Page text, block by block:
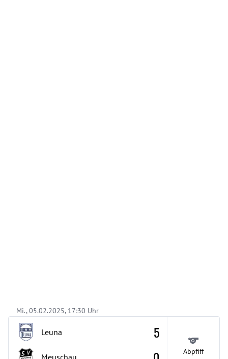
Mi., 05.02.2025, 17:30 Uhr
Leuna
Meuschau
5
Abpfiff